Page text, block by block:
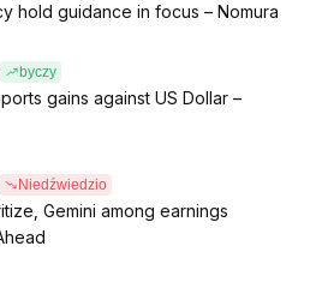
hold guidance in focus – Nomura
byczy
gains against US Dollar –
Niedźwiedzio
Gemini among earnings